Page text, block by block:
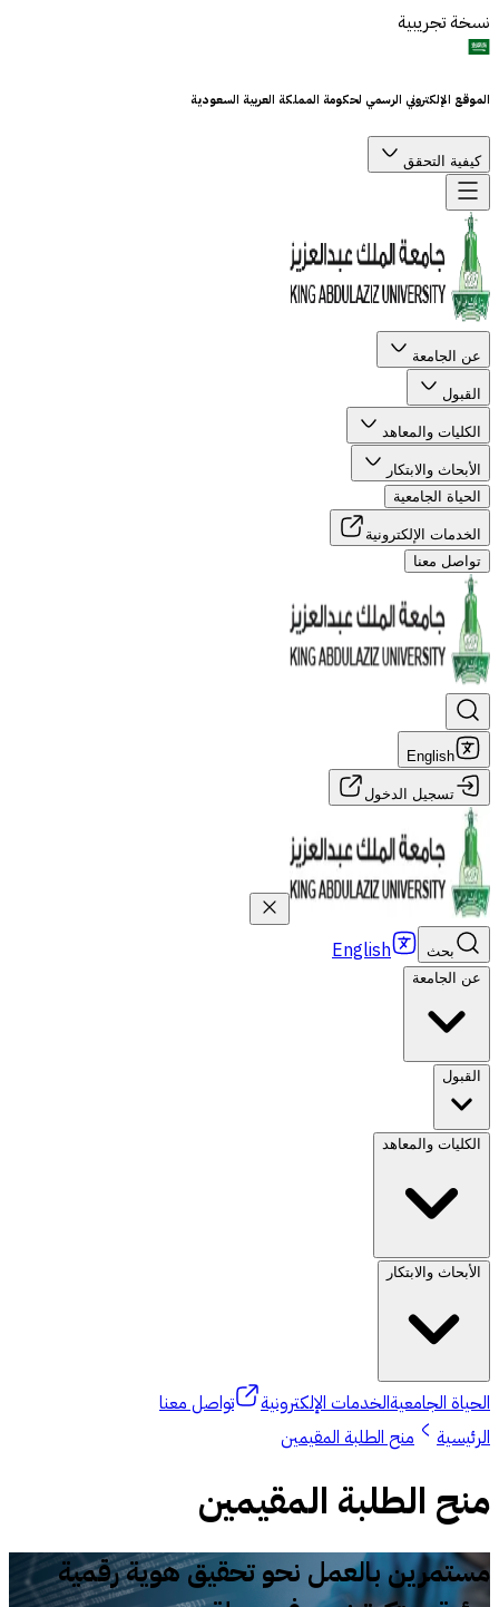
نسخة تجريبية
الموقع الإلكتروني الرسمي لحكومة المملكة العربية السعودية
كيفية التحقق
عن الجامعة
القبول
الكليات والمعاهد
الأبحاث والابتكار
الحياة الجامعية
الخدمات الإلكترونية
تواصل معنا
English
تسجيل الدخول
بحث English
عن الجامعة
القبول
الكليات والمعاهد
الأبحاث والابتكار
الحياة الجامعيةالخدمات الإلكترونية
تواصل معنا
الرئيسية
منح الطلبة المقيمين
منح الطلبة المقيمين
مستمرين بالعمل نحو تحقيق هوية رقمية